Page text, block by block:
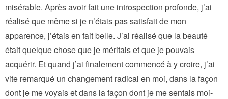
misérable. Après avoir fait une introspection profonde, j’ai
réalisé que même si je n’étais pas satisfait de mon
apparence, j’étais en fait belle. J’ai réalisé que la beauté
était quelque chose que je méritais et que je pouvais
acquérir. Et quand j’ai finalement commencé à y croire, j’ai
vite remarqué un changement radical en moi, dans la façon
dont je me voyais et dans la façon dont je me sentais moi-